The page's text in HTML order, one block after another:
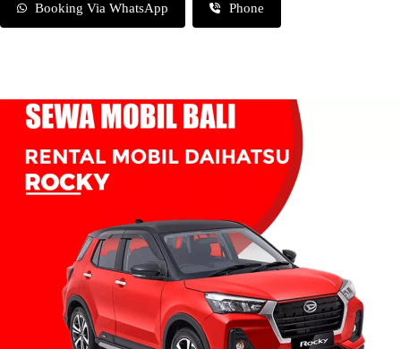
Booking Via WhatsApp Phone